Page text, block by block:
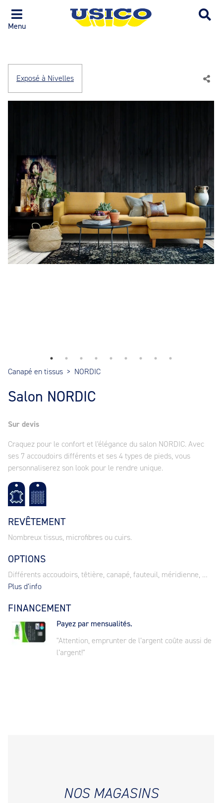
Menu
Exposé à Nivelles
Canapé en tissus > NORDIC
Salon NORDIC
Sur devis
Craquez pour le confort et l'élégance du salon NORDIC. Avec
ses 7 accoudoirs différents et ses 4 types de pieds, vous
personnaliserez son look pour le rendre unique.
REVÊTEMENT
Nombreux tissus, microfibres ou cuirs.
OPTIONS
Différents accoudoirs, têtière, canapé, fauteuil, méridienne, …
Plus d’info
FINANCEMENT
Payez par mensualités.
"Attention, emprunter de l’argent coûte aussi de
l’argent!"
NOS MAGASINS